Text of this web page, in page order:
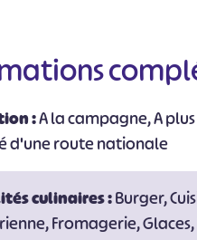
:A la campagne, A
d'une route nationale
culinaires :Burger,
Fromagerie, Glaces,
# #